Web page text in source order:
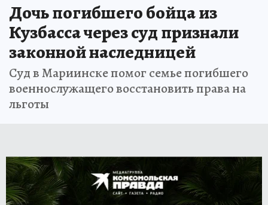
Дочь погибшего бойца из
Кузбасса через суд признали
законной наследницей
Суд в Мариинске помог семье погибшего
военнослужащего восстановить права на
льготы